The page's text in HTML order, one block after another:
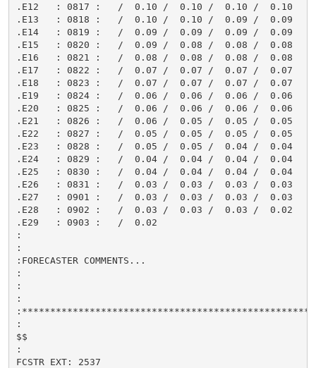
.E12   : 0817 :   /  0.10 /  0.10 /  0.10 /  0.10
.E13   : 0818 :   /  0.10 /  0.10 /  0.09 /  0.09
.E14   : 0819 :   /  0.09 /  0.09 /  0.09 /  0.09
.E15   : 0820 :   /  0.09 /  0.08 /  0.08 /  0.08
.E16   : 0821 :   /  0.08 /  0.08 /  0.08 /  0.08
.E17   : 0822 :   /  0.07 /  0.07 /  0.07 /  0.07
.E18   : 0823 :   /  0.07 /  0.07 /  0.07 /  0.07
.E19   : 0824 :   /  0.06 /  0.06 /  0.06 /  0.06
.E20   : 0825 :   /  0.06 /  0.06 /  0.06 /  0.06
.E21   : 0826 :   /  0.06 /  0.05 /  0.05 /  0.05
.E22   : 0827 :   /  0.05 /  0.05 /  0.05 /  0.05
.E23   : 0828 :   /  0.05 /  0.05 /  0.04 /  0.04
.E24   : 0829 :   /  0.04 /  0.04 /  0.04 /  0.04
.E25   : 0830 :   /  0.04 /  0.04 /  0.04 /  0.04
.E26   : 0831 :   /  0.03 /  0.03 /  0.03 /  0.03
.E27   : 0901 :   /  0.03 /  0.03 /  0.03 /  0.03
.E28   : 0902 :   /  0.03 /  0.03 /  0.03 /  0.02
.E29   : 0903 :   /  0.02
:
:
:FORECASTER COMMENTS...
:
:
:
:
$$
:
FCSTR EXT: 2537